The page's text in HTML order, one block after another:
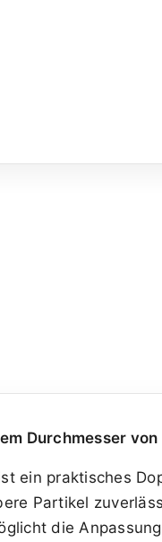
Durchmesser
ein praktisches
Partikel
die